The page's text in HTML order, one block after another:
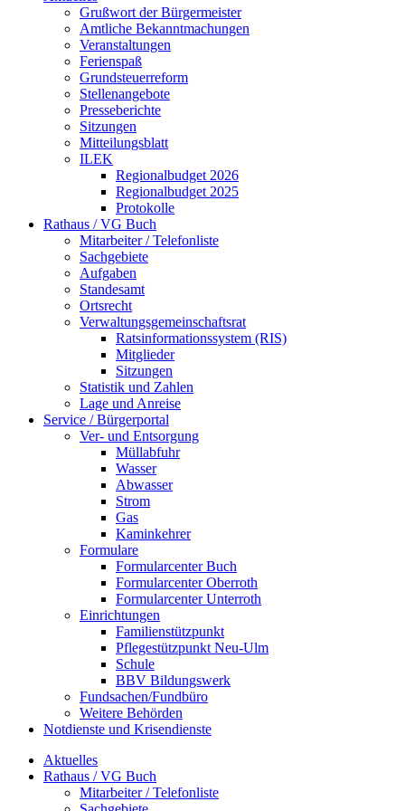
Grußwort der Bürgermeister
Amtliche Bekanntmachungen
Veranstaltungen
Ferienspaß
Grundsteuerreform
Stellenangebote
Presseberichte
Sitzungen
Mitteilungsblatt
ILEK
Regionalbudget 2026
Regionalbudget 2025
Protokolle
Rathaus / VG Buch
Mitarbeiter / Telefonliste
Sachgebiete
Aufgaben
Standesamt
Ortsrecht
Verwaltungsgemeinschaftsrat
Ratsinformationssystem (RIS)
Mitglieder
Sitzungen
Statistik und Zahlen
Lage und Anreise
Service / Bürgerportal
Ver- und Entsorgung
Müllabfuhr
Wasser
Abwasser
Strom
Gas
Kaminkehrer
Formulare
Formularcenter Buch
Formularcenter Oberroth
Formularcenter Unterroth
Einrichtungen
Familienstützpunkt
Pflegestützpunkt Neu-Ulm
Schule
BBV Bildungswerk
Fundsachen/Fundbüro
Weitere Behörden
Notdienste und Krisendienste
Aktuelles
Rathaus / VG Buch
Mitarbeiter / Telefonliste